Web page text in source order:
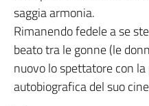
saggia armonia.
Rimanendo fedele a se
beato tra le gonne (le
nuovo lo spettatore con
autobiografica del suo